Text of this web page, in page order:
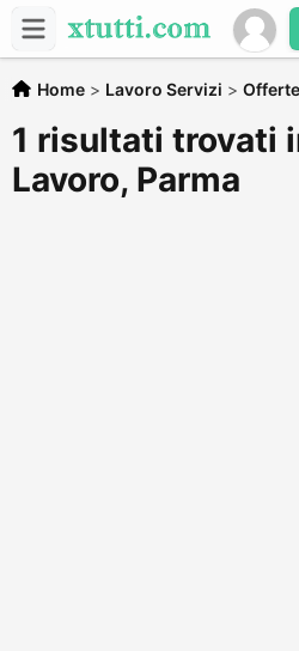
Home > Lavoro Servizi >
1 risultati trovati
Lavoro, Parma